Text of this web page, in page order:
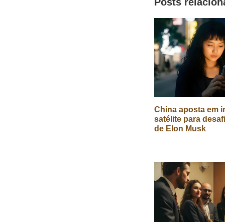
redes
sociais
China aposta em
satélite para
de Elon Musk